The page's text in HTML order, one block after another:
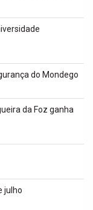
do Mondego
da Foz ganha
julho